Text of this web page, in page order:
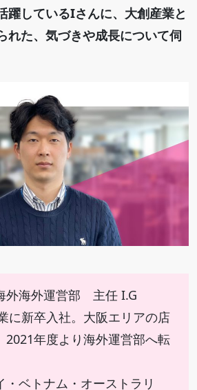
Products Vlog イベント インタビュー
ラインショップ
グローバル
ーウイング
ダイソー駅伝部
用 座談会 新卒採用 椅子 物流
介 育てる大創
躍しているIさんに、大創産業と
れた、気づきや成長について伺
海外運営部 主任 I.G
に新卒入社。大阪エリアの店
2021年度より海外運営部へ転
・ベトナム・オーストラリ